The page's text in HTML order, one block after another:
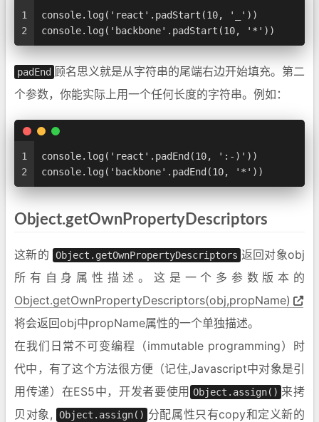
1
2
console.log('react'.padStart(10, '_'))         //
console.log('backbone'.padStart(10, '*'))
padEnd 顾名思义就是从字符串的尾端右边开始填充。第二
个参数，你能实际上用一个任何长度的字符串。例如：
1
2
console.log('react'.padEnd(10, ':-)'))
console.log('backbone'.padEnd(10, '*'))
Object.getOwnPropertyDescriptors
这新的 Object.getOwnPropertyDescriptors 返回对象obj
所有自身属性描述。这是一个多参数版本的
Object.getOwnPropertyDescriptors(obj,propName)
将会返回obj中propName属性的一个单独描述。
在我们日常不可变编程（immutable programming）时
代中，有了这个方法很方便（记住,Javascript中对象是引
用传递）在ES5中，开发者要使用 Object.assign() 来拷
贝对象, Object.assign() 分配属性只有copy和定义新的